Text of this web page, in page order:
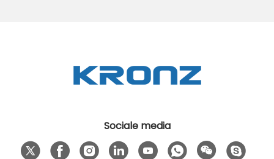
Sociale media